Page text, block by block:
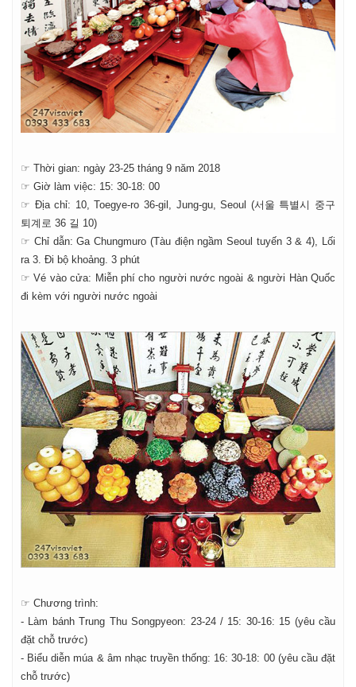
☞ Thời gian: ngày 23-25 ​​tháng 9 năm 2018
☞ Giờ làm việc: 15: 30-18: 00
☞ Địa chỉ: 10, Toegye-ro 36-gil, Jung-gu, Seoul (서울 특별시 중구
퇴계로 36 길 10)
☞ Chỉ dẫn: Ga Chungmuro ​​(Tàu điện ngầm Seoul tuyến 3 & 4), Lối
ra 3. Đi bộ khoảng. 3 phút
☞ Vé vào cửa: Miễn phí cho người nước ngoài & người Hàn Quốc
đi kèm với người nước ngoài
☞ Chương trình:
- Làm bánh Trung Thu Songpyeon: 23-24 / 15: 30-16: 15 (yêu cầu
đặt chỗ trước)
- Biểu diễn múa & âm nhạc truyền thống: 16: 30-18: 00 (yêu cầu đặt
chỗ trước)